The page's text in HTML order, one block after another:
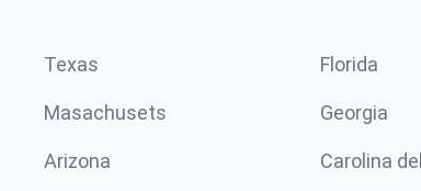
Texas Florida
Masachusets Georgia
Arizona Carolina